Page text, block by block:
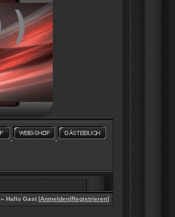
» Hallo Gast [Anmelden|Registrieren]